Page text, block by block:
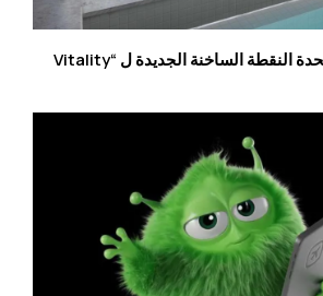
الإمارات العربية المتحدة النقطة الساخنة الجديدة ل “Vitality